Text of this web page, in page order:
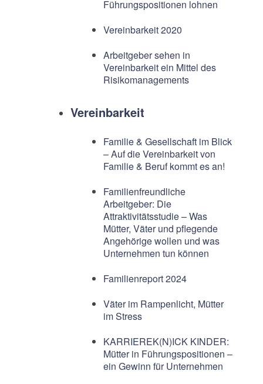
Führungspositionen lohnen
Vereinbarkeit 2020
Arbeitgeber sehen in
Vereinbarkeit ein Mittel des
Risikomanagements
Vereinbarkeit
Familie & Gesellschaft im Blick
– Auf die Vereinbarkeit von
Familie & Beruf kommt es an!
Familienfreundliche
Arbeitgeber: Die
Attraktivitätsstudie – Was
Mütter, Väter und pflegende
Angehörige wollen und was
Unternehmen tun können
Familienreport 2024
Väter im Rampenlicht, Mütter
im Stress
KARRIEREK(N)ICK KINDER:
Mütter in Führungspositionen –
ein Gewinn für Unternehmen